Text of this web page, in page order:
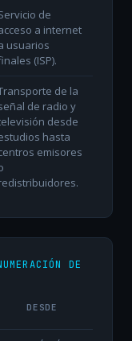
de
a internet
usuarios
(ISP).
de la
de radio y
desde
hasta
emisores
DE
DESDE